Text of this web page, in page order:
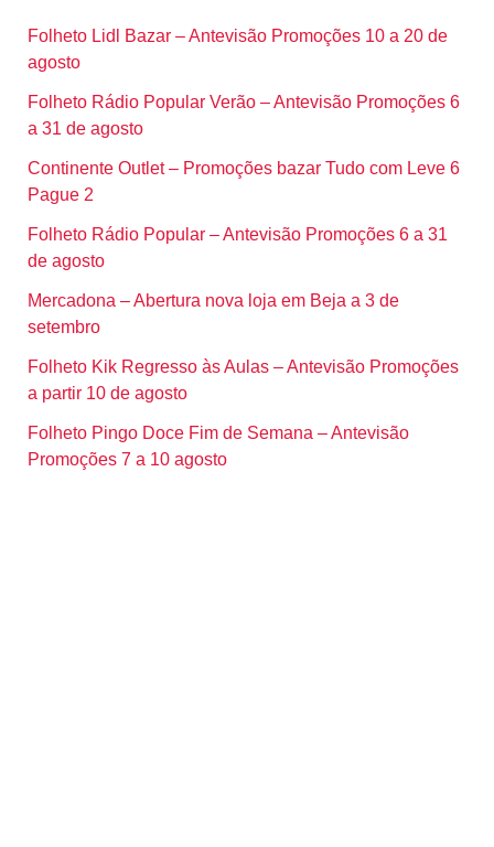
Folheto Lidl Bazar – Antevisão Promoções 10 a 20 de
agosto
Folheto Rádio Popular Verão – Antevisão Promoções 6
a 31 de agosto
Continente Outlet – Promoções bazar Tudo com Leve 6
Pague 2
Folheto Rádio Popular – Antevisão Promoções 6 a 31
de agosto
Mercadona – Abertura nova loja em Beja a 3 de
setembro
Folheto Kik Regresso às Aulas – Antevisão Promoções
a partir 10 de agosto
Folheto Pingo Doce Fim de Semana – Antevisão
Promoções 7 a 10 agosto